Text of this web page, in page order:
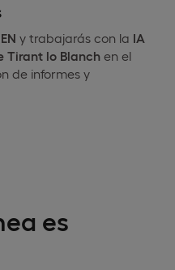
y trabajarás con la IA
Tirant lo Blanch en el
de informes y
es